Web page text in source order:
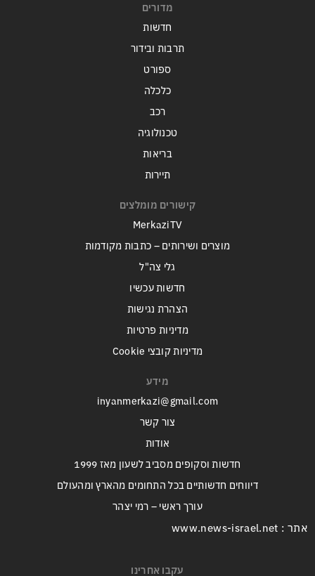
מדורים
חדשות
תרבות ובידור
ספורט
כלכלה
רכב
טכנולוגיה
בריאות
תיירות
קישורים מומלצים
MerkaziTV
מוצרים ושירותים – כתבות מקודמות
גלי צה"ל
חדשות עכשיו
הצהרת נגישות
מדיניות פרטיות
מדיניות קובצי Cookie
מידע
inyanmerkazi@gmail.com
צור קשר
אודות
חדשות וסקופים מסביב לשעון מאז 1999
דיווחים חדשותיים בכל התחומים מהארץ ומהעולם
עורך ראשי – רמי יצהר
אתר : www.news-israel.net
עקבו אחרינו